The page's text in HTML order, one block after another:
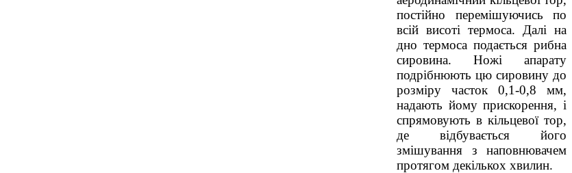
постійно перемішуючись по
всій висоті термоса. Далі на
дно термоса подається рибна
сировина. Ножі апарату
подрібнюють цю сировину до
розміру часток 0,1-0,8 мм,
надають йому прискорення, і
спрямовують в кільцевої тор,
де відбувається його
змішування з наповнювачем
протягом декількох хвилин.